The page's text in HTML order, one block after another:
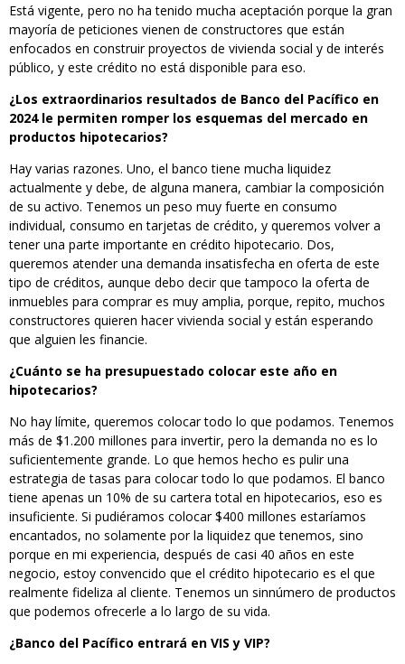
Está vigente, pero no ha tenido mucha aceptación porque la gran
mayoría de peticiones vienen de constructores que están
enfocados en construir proyectos de vivienda social y de interés
público, y este crédito no está disponible para eso.
¿Los extraordinarios resultados de Banco del Pacífico en
2024 le permiten romper los esquemas del mercado en
productos hipotecarios?
Hay varias razones. Uno, el banco tiene mucha liquidez
actualmente y debe, de alguna manera, cambiar la composición
de su activo. Tenemos un peso muy fuerte en consumo
individual, consumo en tarjetas de crédito, y queremos volver a
tener una parte importante en crédito hipotecario. Dos,
queremos atender una demanda insatisfecha en oferta de este
tipo de créditos, aunque debo decir que tampoco la oferta de
inmuebles para comprar es muy amplia, porque, repito, muchos
constructores quieren hacer vivienda social y están esperando
que alguien les financie.
¿Cuánto se ha presupuestado colocar este año en
hipotecarios?
No hay límite, queremos colocar todo lo que podamos. Tenemos
más de $1.200 millones para invertir, pero la demanda no es lo
suficientemente grande. Lo que hemos hecho es pulir una
estrategia de tasas para colocar todo lo que podamos. El banco
tiene apenas un 10% de su cartera total en hipotecarios, eso es
insuficiente. Si pudiéramos colocar $400 millones estaríamos
encantados, no solamente por la liquidez que tenemos, sino
porque en mi experiencia, después de casi 40 años en este
negocio, estoy convencido que el crédito hipotecario es el que
realmente fideliza al cliente. Tenemos un sinnúmero de productos
que podemos ofrecerle a lo largo de su vida.
¿Banco del Pacífico entrará en VIS y VIP?